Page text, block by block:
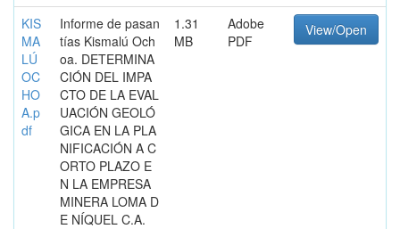
KIS
MA
LÚ
OC
HO
A.p
df
Informe de pasan
tías Kismalú Och
oa. DETERMINA
CIÓN DEL IMPA
CTO DE LA EVAL
UACIÓN GEOLÓ
GICA EN LA PLA
NIFICACIÓN A C
ORTO PLAZO E
N LA EMPRESA
MINERA LOMA D
E NÍQUEL C.A.
1.31
MB
Adobe
PDF
View/Open